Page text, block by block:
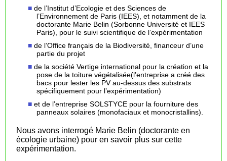
de l’Institut d’Ecologie et des Sciences de
l’Environnement de Paris (IEES), et notamment de la
doctorante Marie Belin (Sorbonne Université et IEES
Paris), pour le suivi scientifique de l’expérimentation
de l’Office français de la Biodiversité, financeur d’une
partie du projet
de la société Vertige international pour la création et la
pose de la toiture végétalisée(l’entreprise a créé des
bacs pour lester les PV au-dessus des substrats
spécifiquement pour l’expérimentation)
et de l’entreprise SOLSTYCE pour la fourniture des
panneaux solaires (monofaciaux et monocristallins).
Nous avons interrogé Marie Belin (doctorante en
écologie urbaine) pour en savoir plus sur cette
expérimentation.